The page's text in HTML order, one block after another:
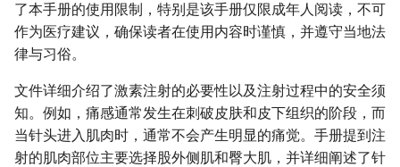
了本手册的使用限制，特别是该手册仅限成年人阅读，不可
作为医疗建议，确保读者在使用内容时谨慎，并遵守当地法
律与习俗。
文件详细介绍了激素注射的必要性以及注射过程中的安全须
知。例如，痛感通常发生在刺破皮肤和皮下组织的阶段，而
当针头进入肌肉时，通常不会产生明显的痛觉。手册提到注
射的肌肉部位主要选择股外侧肌和臀大肌，并详细阐述了针